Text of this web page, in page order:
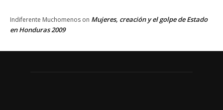
Indiferente Muchomenos on Mujeres, creación y el golpe de Estado
en Honduras 2009